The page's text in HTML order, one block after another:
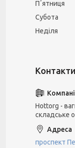
Пʼятниця
Субота
Неділя
Hottorg -
складське
проспект